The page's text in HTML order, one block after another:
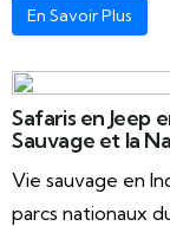
En Savoir Plus
Safaris en Jeep
Sauvage et la
Vie sauvage en
parcs nationaux